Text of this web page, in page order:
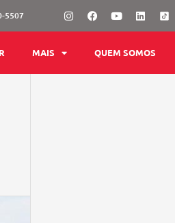
5507 InstagramFacebook
YoutubeLinkedin
MAIS QUEM SOMOS